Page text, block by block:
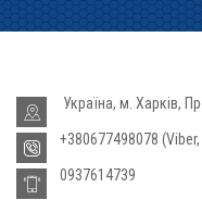
Україна, м. Харків,
+380677498078
0937614739